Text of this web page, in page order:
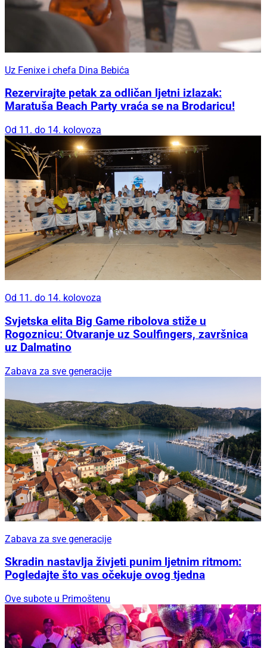
Uz Fenixe i chefa Dina Bebića
Rezervirajte petak za odličan ljetni izlazak:
Maratuša Beach Party vraća se na Brodaricu!
Od 11. do 14. kolovoza
Od 11. do 14. kolovoza
Svjetska elita Big Game ribolova stiže u
Rogoznicu: Otvaranje uz Soulfingers, završnica
uz Dalmatino
Zabava za sve generacije
Zabava za sve generacije
Skradin nastavlja živjeti punim ljetnim ritmom:
Pogledajte što vas očekuje ovog tjedna
Ove subote u Primoštenu